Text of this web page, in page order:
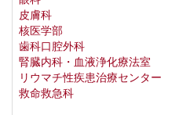
皮膚科
核医学部
歯科口腔外科
腎臓内科・血液浄化療法室
リウマチ性疾患治療センター
救命救急科